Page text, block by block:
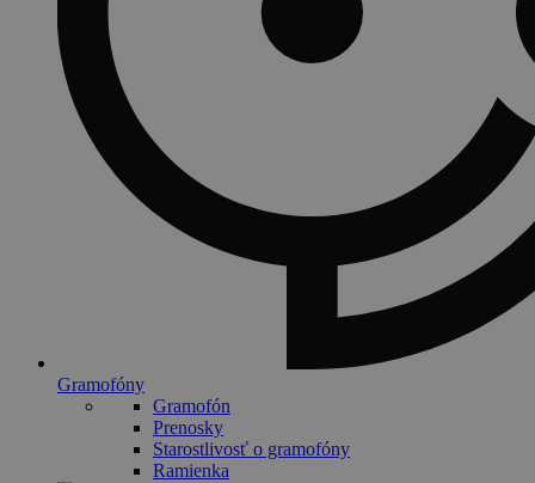
Gramofóny
Gramofón
Prenosky
Starostlivosť o gramofóny
Ramienka